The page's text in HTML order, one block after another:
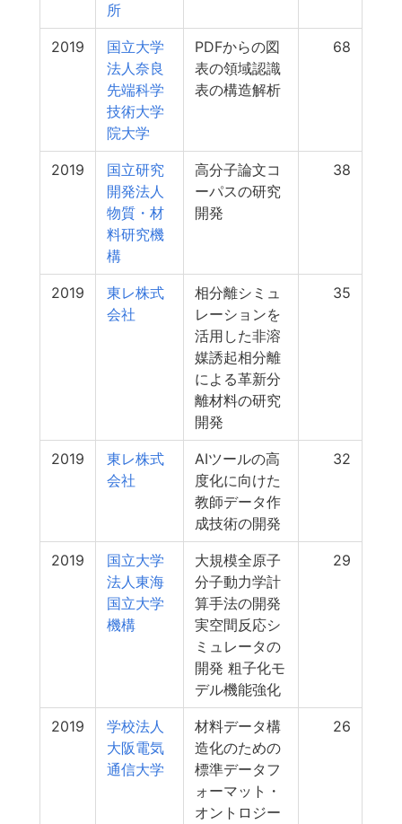
所
2019
国立大学
法人奈良
先端科学
技術大学
院大学
PDFからの図
表の領域認識
表の構造解析
68
2019
国立研究
開発法人
物質・材
料研究機
構
高分子論文コ
ーパスの研究
開発
38
2019
東レ株式
会社
相分離シミュ
レーションを
活用した非溶
媒誘起相分離
による革新分
離材料の研究
開発
35
2019
東レ株式
会社
AIツールの高
度化に向けた
教師データ作
成技術の開発
32
2019
国立大学
法人東海
国立大学
機構
大規模全原子
分子動力学計
算手法の開発
実空間反応シ
ミュレータの
開発 粗子化モ
デル機能強化
29
2019
学校法人
大阪電気
通信大学
材料データ構
造化のための
標準データフ
ォーマット・
オントロジー
26